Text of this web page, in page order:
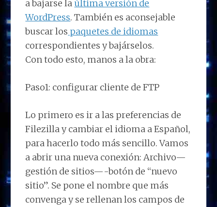
a bajarse la última versión de
WordPress. También es aconsejable
buscar los paquetes de idiomas
correspondientes y bajárselos.
Con todo esto, manos a la obra:
Paso1: configurar cliente de FTP
Lo primero es ir a las preferencias de
Filezilla y cambiar el idioma a Español,
para hacerlo todo más sencillo. Vamos
a abrir una nueva conexión: Archivo—
gestión de sitios—-botón de “nuevo
sitio”. Se pone el nombre que más
convenga y se rellenan los campos de